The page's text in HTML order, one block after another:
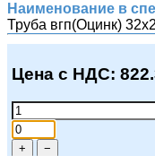
Наименование в
Труба вгп(Оцинк)
Цена с НДС:
+ −